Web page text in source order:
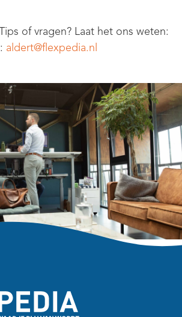
of vragen? Laat het ons weten:
: aldert@flexpedia.nl